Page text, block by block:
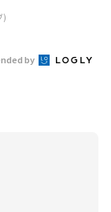
)
by